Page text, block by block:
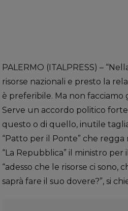
PALERMO (ITALPRESS) –
risorse nazionali e presto la
è preferibile. Ma non
Serve un accordo politico
questo o di quello, inutile
“Patto per il Ponte” che regga
“La Repubblica” il ministro per
“adesso che le risorse ci sono,
saprà fare il suo dovere?”, si